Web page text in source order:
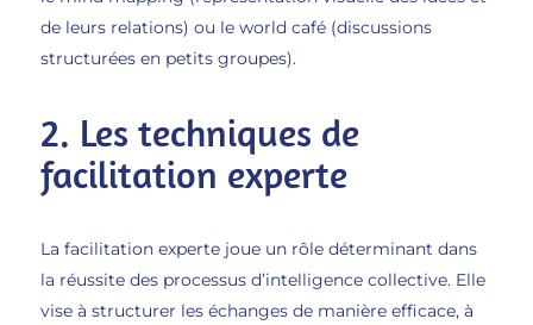
de leurs relations) ou le world café (discussions
structurées en petits groupes).
2. Les techniques de
facilitation experte
La facilitation experte joue un rôle déterminant dans
la réussite des processus d’intelligence collective. Elle
vise à structurer les échanges de manière efficace, à